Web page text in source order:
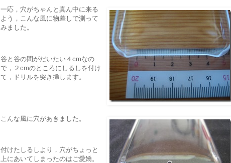
一応，穴がちゃんと真ん中に来る
よう，こんな風に物差しで測って
みました。
谷と谷の間がだいたい４cmなの
で，２cmのところにしるしを付け
て，ドリルを突き挿します。
こんな風に穴があきました。
付けたしるしより，穴がちょっと
上にあいてしまったのはご愛嬌。